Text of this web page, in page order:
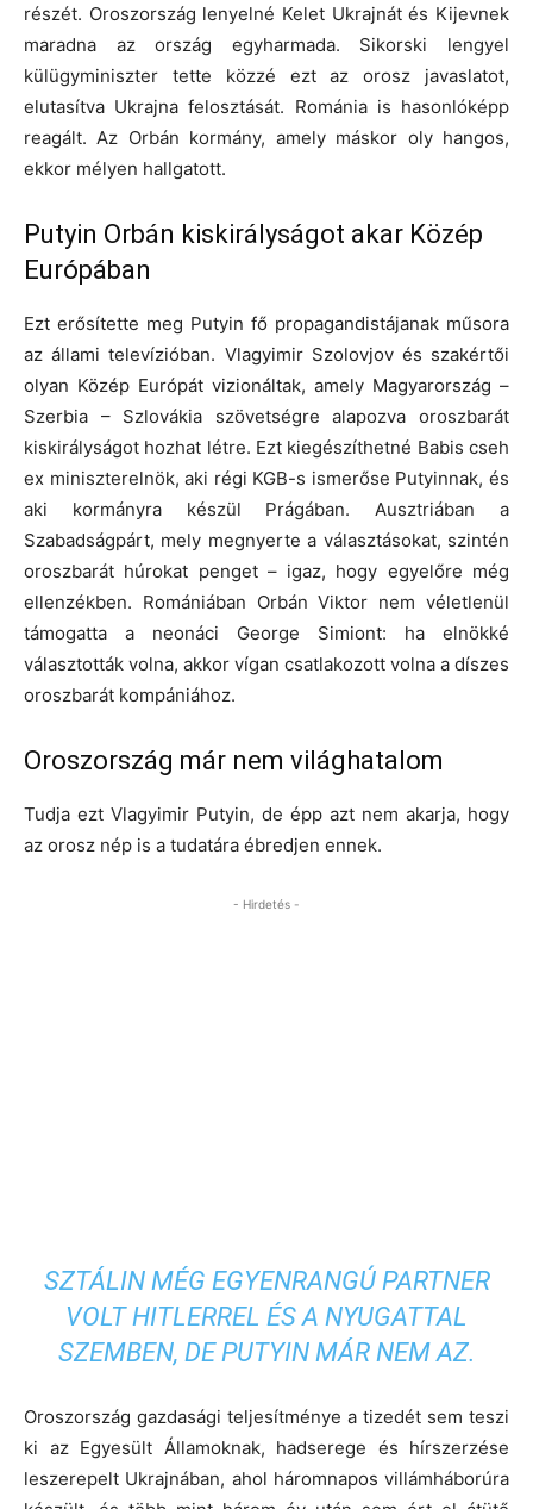
részét. Oroszország lenyelné Kelet Ukrajnát és Kijevnek
maradna az ország egyharmada. Sikorski lengyel
külügyminiszter tette közzé ezt az orosz javaslatot,
elutasítva Ukrajna felosztását. Románia is hasonlóképp
reagált. Az Orbán kormány, amely máskor oly hangos,
ekkor mélyen hallgatott.
Putyin Orbán kiskirályságot akar Közép
Európában
Ezt erősítette meg Putyin fő propagandistájanak műsora
az állami televízióban. Vlagyimir Szolovjov és szakértői
olyan Közép Európát vizionáltak, amely Magyarország –
Szerbia – Szlovákia szövetségre alapozva oroszbarát
kiskirályságot hozhat létre. Ezt kiegészíthetné Babis cseh
ex miniszterelnök, aki régi KGB-s ismerőse Putyinnak, és
aki kormányra készül Prágában. Ausztriában a
Szabadságpárt, mely megnyerte a választásokat, szintén
oroszbarát húrokat penget – igaz, hogy egyelőre még
ellenzékben. Romániában Orbán Viktor nem véletlenül
támogatta a neonáci George Simiont: ha elnökké
választották volna, akkor vígan csatlakozott volna a díszes
oroszbarát kompániához.
Oroszország már nem világhatalom
Tudja ezt Vlagyimir Putyin, de épp azt nem akarja, hogy
az orosz nép is a tudatára ébredjen ennek.
- Hirdetés -
SZTÁLIN MÉG EGYENRANGÚ PARTNER
VOLT HITLERREL ÉS A NYUGATTAL
SZEMBEN, DE PUTYIN MÁR NEM AZ.
Oroszország gazdasági teljesítménye a tizedét sem teszi
ki az Egyesült Államoknak, hadserege és hírszerzése
leszerepelt Ukrajnában, ahol háromnapos villámháborúra